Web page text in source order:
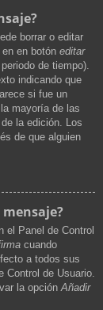
borrar o editar
en botón editar
de tiempo).
indicando que
si fue un
mayoría de las
la edición. Los
de que alguien
el Panel de Control
cuando
a todos sus
Control de Usuario.
la opciónAñadir